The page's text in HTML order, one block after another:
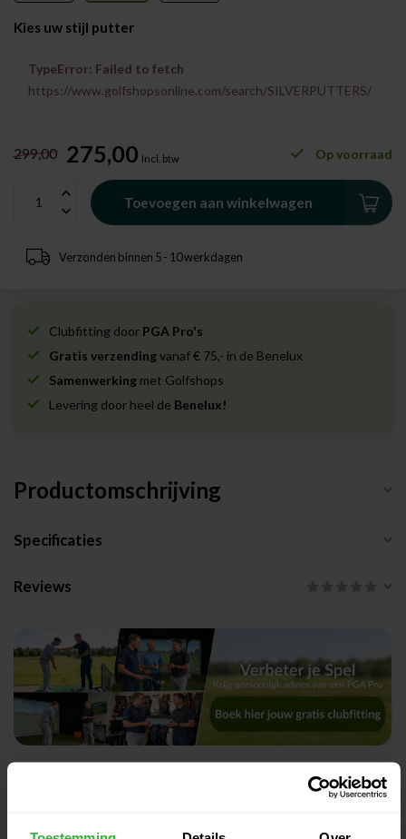
Kies uw stijl putter
TypeError: Failed to fetch
https://www.golfshopsonline.com/search/SILVERPUTTERS/
299,00 275,00 Incl. btw Op voorraad
Toevoegen aan winkelwagen
Verzonden binnen 5 - 10 werkdagen
Clubfitting door PGA Pro's
Gratis verzendingvanaf € 75,- in de Benelux
Samenwerking met Golfshops
Levering door heel de Benelux!
Productomschrijving
Specificaties
Reviews
Putter RH